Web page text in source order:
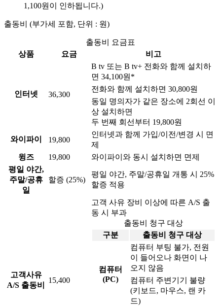
1,100원이 인하됩니다.)
출동비 (부가세 포함, 단위 : 원)
출동비 요금표
상품
요금 비고
인터넷 36,300
B tv 또는 B tv+ 전화와 함께 설치하
면 34,100원*
전화와 함께 설치하면 30,800원
동일 명의자가 같은 장소에 2회선 이
상 설치하면
두 번째 회선부터 19,800원
와이파이 19,800
인터넷과 함께 가입/이전/변경 시 면
제
윙즈
19,800
와이파이와 동시 설치하면 면제
평일 야간,
주말/공휴
일
할증 (25%)
평일 야간, 주말/공휴일 개통 시 25%
할증 적용
고객사유
A/S 출동비
15,400
고객 사유 장비 이상에 따른 A/S 출
동 시 부과
출동비 청구 대상
구분
출동비 청구 대상
컴퓨터
(PC)
컴퓨터 부팅 불가, 전원
이 들어오나 화면이 나
오지 않음
컴퓨터 주변기기 불량
(키보드, 마우스, 랜 카
드)